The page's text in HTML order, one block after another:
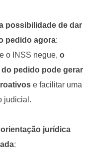
possibilidade de dar
pedido agora:
o INSS negue, o
pedido pode gerar
e facilitar uma
judicial.
jurídica
: